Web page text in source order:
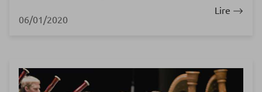
06/01/2020
Lire